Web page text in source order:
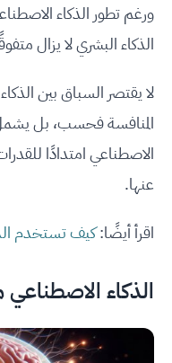
ورغم تطور الذكاء
الذكاء البشري لا يزال
لا يقتصر السباق بين
المنافسة فحسب، بل
الاصطناعي امتدادًا
عنها.
اقرأ أيضًا:كيف تستخدم
الذكاء الاصطناعي